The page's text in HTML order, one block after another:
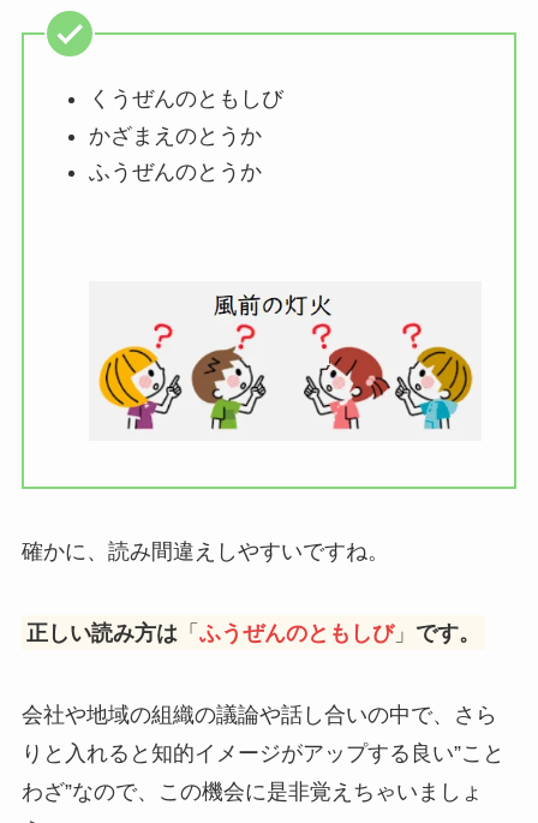
くうぜんのともしび
かざまえのとうか
ふうぜんのとうか
確かに、読み間違えしやすいですね。
正しい読み方は 「 ふうぜんのともしび」 です。
会社や地域の組織の議論や話し合いの中で、さら
りと入れると知的イメージがアップする良い”こと
わざ”なので、この機会に是非覚えちゃいましょ